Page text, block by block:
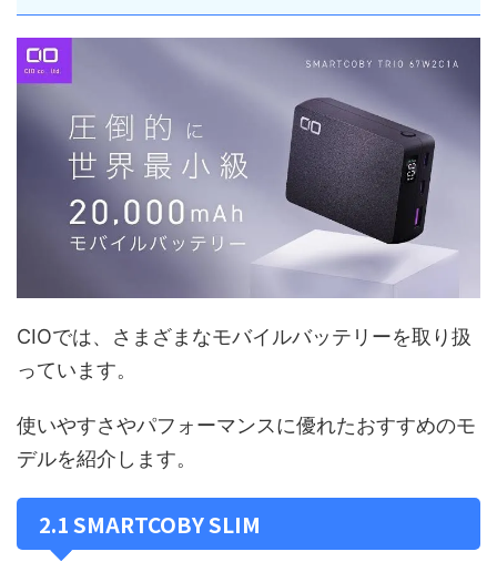
CIOでは、さまざまなモバイルバッテリーを取り扱
っています。
使いやすさやパフォーマンスに優れたおすすめのモ
デルを紹介します。
2.1 SMARTCOBY SLIM